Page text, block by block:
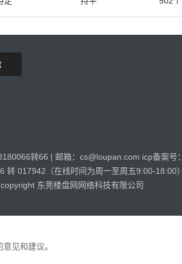
转66 | 邮箱： cs@loupan.com icp备案号
转 017942（在线时间为周一至周五9:00-18:00
东莞楼盘网网络科技有限公司
见和建议。